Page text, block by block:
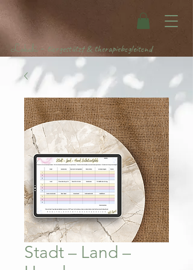
Lokahi - tiergestützt & therapiebegleitend
Stadt – Land –